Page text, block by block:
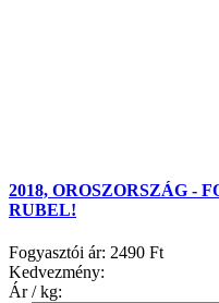
2018, OROSZORSZÁG -
RUBEL!
Fogyasztói ár: 2490 Ft
Kedvezmény:
Ár / kg: